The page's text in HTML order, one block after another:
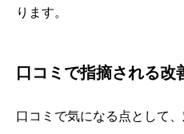
ります。
口コミで指摘される改
口コミで気になる点として